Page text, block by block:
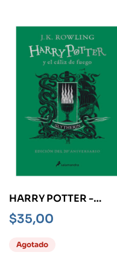
HARRY POTTER -
SLYTHERIN- Y EL CÁLIZ
DE FUEGO
$35,00
Agotado